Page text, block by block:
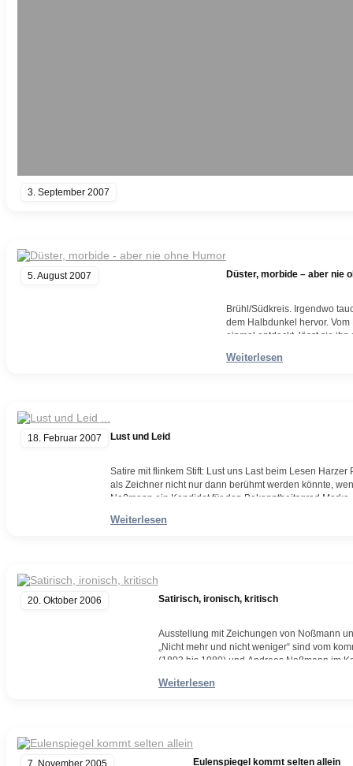
3. September 2007
5. August 2007 Düster, morbide – aber nie
Brühl/Südkreis. Irgendwo
dem Halbdunkel hervor.
einmal entdeckt, lässt sie
Weiterlesen
Weiterlesen
18. Februar 2007 Lust und Leid
Satire mit flinkem Stift: Lust uns Last beim Lesen
als Zeichner nicht nur dann berühmt werden könnte,
Noßmann ein Kandidat für den Bekanntheitsgrad
Weiterlesen
Weiterlesen
20. Oktober 2006 Satirisch, ironisch, kritisch
Ausstellung mit Zeichungen von Noßmann
„Nicht mehr und nicht weniger“ sind vom
(1893 bis 1980) und Andreas Noßmann im
Weiterlesen
Weiterlesen
7. November 2005 Eulenspiegel kommt selten allein